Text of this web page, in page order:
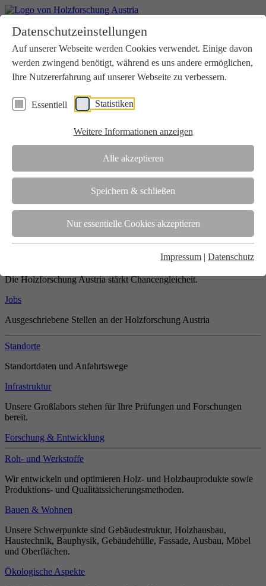
Datenschutzeinstellungen
Auf unserer Webseite werden Cookies verwendet. Einige davon
werden zwingend benötigt, während es uns andere ermöglichen,
Ihre Nutzererfahrung auf unserer Webseite zu verbessern.
Essentiell Statistiken
Weitere Informationen anzeigen
Alle akzeptieren
Speichern & schließen
Nur essentielle Cookies akzeptieren
Impressum | Datenschutz
Aktuelles
Downloads
Kontakt
Login
Verein
Wir unterstützen die Interessen der Holzbranche in enger
Zusammenarbeit mit Wissenschaft und Wirtschaft.
Die Holzforschung Austria ist akkreditierte Prüf-, Inspektions- und
Team
Unsere gesamte Kompetenz ist in unseren Mitarbeiter:innen
gebündelt
Die Holzforschung Austria stärkt Chancengleicheit.
Jobs
Ausgeschriebene Stellen an der Holzforschung Austria
Standorte
Standortdaten und Anfahrtswege
Infrastruktur
Unsere Großlabors stehen für Ihre Prüfungen und Forschungen
bereit.
Forschung & Entwicklung
Roh- und Werkstoffe
Wir entwickeln und optimieren Holz- und Holzbauprodukte sowie
Produktions- und Qualitätssicherungsmethoden.
Bauen & Wohnen
Unsere Schwerpunkte sind Gebäudestruktur, Holzhausbau,
Haustechnik, Bauphysik, Gebäudehülle, Fassade, Ausbau, Möbel
und Oberflächen.
Ökologische Aspekte